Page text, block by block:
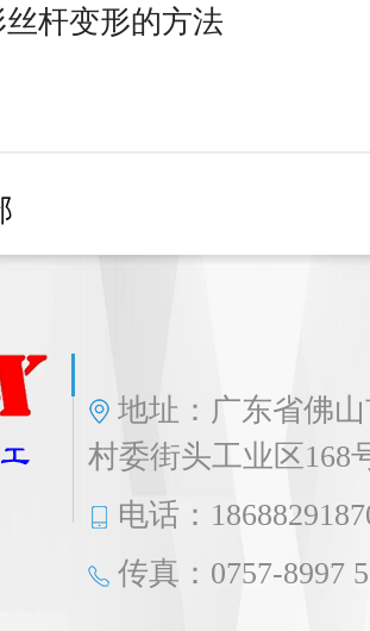
杆变形的方法
地址：广东省佛
村委街头工业区168
电话：
传真：0757-8997